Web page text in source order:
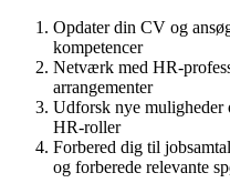
Opdater din CV og
kompetencer
Netværk med HR-
arrangementer
Udforsk nye
HR-roller
Forbered dig til
og forberede relevante